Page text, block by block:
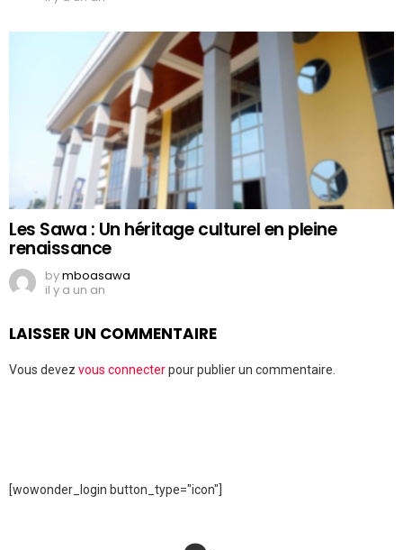
Les Sawa : Un héritage culturel en pleine
renaissance
bymboasawa
il y a un an
LAISSER UN COMMENTAIRE
Vous devez vous connecterpour publier un commentaire.
[wowonder_login button_type="icon"]